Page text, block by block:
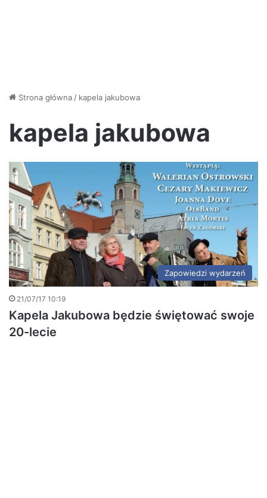
Strona główna / kapela jakubowa
kapela jakubowa
Zapowiedzi wydarzeń
21/07/17 10:19
Kapela Jakubowa będzie świętować swoje
20-lecie